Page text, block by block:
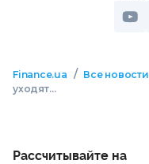
Finance.ua / Все новости
уходят…
Рассчитывайте на